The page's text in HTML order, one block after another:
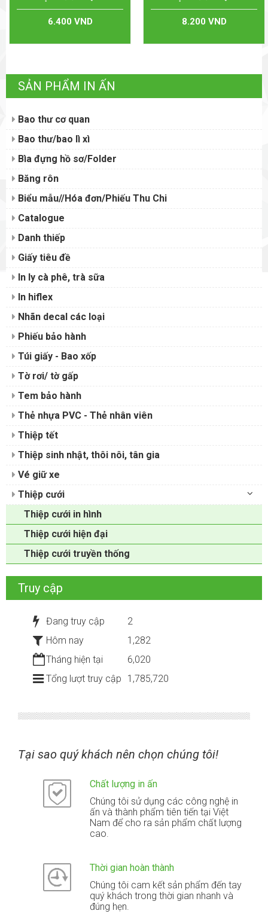
6.400 VND 8.200 VND
SẢN PHẨM IN ẤN
Bao thư cơ quan
Bao thư/bao lì xì
Bìa đựng hồ sơ/Folder
Băng rôn
Biểu mẫu//Hóa đơn/Phiếu Thu Chi
Catalogue
Danh thiếp
Giấy tiêu đề
In ly cà phê, trà sữa
In hiflex
Nhãn decal các loại
Phiếu bảo hành
Túi giấy - Bao xốp
Tờ rơi/ tờ gấp
Tem bảo hành
Thẻ nhựa PVC - Thẻ nhân viên
Thiệp tết
Thiệp sinh nhật, thôi nôi, tân gia
Vé giữ xe
Thiệp cưới
Thiệp cưới in hình
Thiệp cưới hiện đại
Thiệp cưới truyền thống
Truy cập
Đang truy cập
2
Hôm nay
1,282
Tháng hiện tại
6,020
Tổng lượt truy cập
1,785,720
Tại sao quý khách nên chọn chúng tôi!
Chất lượng in ấn
Chúng tôi sử dụng các công nghệ in
ấn và thành phẩm tiên tiến tại Việt
Nam để cho ra sản phẩm chất lượng
cao.
Thời gian hoàn thành
Chúng tôi cam kết sản phẩm đến tay
quý khách trong thời gian nhanh và
đúng hẹn.